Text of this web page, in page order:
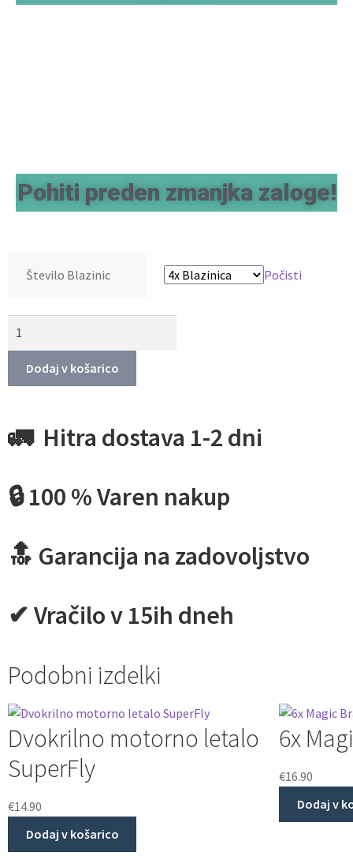
Pohiti preden zmanjka zaloge!
Število Blazinic Počisti
Dodaj v košarico
🚛 Hitra dostava 1-2 dni
🔒 100 % Varen nakup
🔝 Garancija na zadovoljstvo
✔ Vračilo v 15ih dneh
Podobni izdelki
Dvokrilno motorno letalo
SuperFly
€14.90
Dodaj v košarico
6x
€16.90
Dodaj v